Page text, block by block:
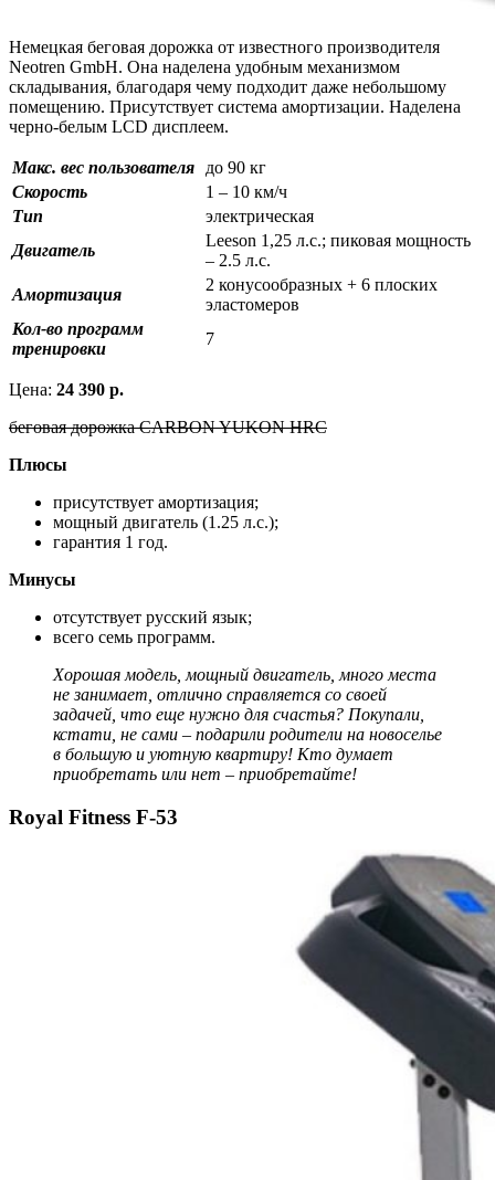
Немецкая беговая дорожка от известного производителя
Neotren GmbH. Она наделена удобным механизмом
складывания, благодаря чему подходит даже небольшому
помещению. Присутствует система амортизации. Наделена
черно-белым LCD дисплеем.
Макс. вес пользователя
до 90 кг
Скорость
1 – 10 км/ч
Тип
электрическая
Двигатель
Leeson 1,25 л.с.; пиковая мощность
– 2.5 л.с.
Амортизация
2 конусообразных + 6 плоских
эластомеров
Кол-во программ
тренировки
7
Цена: 24 390 р.
беговая дорожка CARBON YUKON HRC
Плюсы
присутствует амортизация;
мощный двигатель (1.25 л.с.);
гарантия 1 год.
Минусы
отсутствует русский язык;
всего семь программ.
Хорошая модель, мощный двигатель, много места
не занимает, отлично справляется со своей
задачей, что еще нужно для счастья? Покупали,
кстати, не сами – подарили родители на новоселье
в большую и уютную квартиру! Кто думает
приобретать или нет – приобретайте!
Royal Fitness F-53